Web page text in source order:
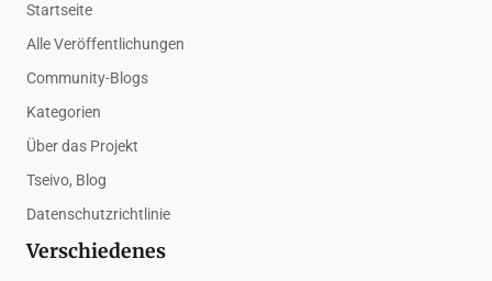
Startseite
Alle Veröffentlichungen
Community-Blogs
Kategorien
Über das Projekt
Tseivo, Blog
Datenschutzrichtlinie
Verschiedenes